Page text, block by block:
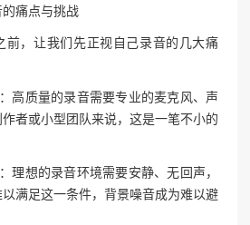
痛点与挑战
前，让我们先正视自己录音的几大痛
高质量的录音需要专业的麦克风、声
者或小型团队来说，这是一笔不小的
理想的录音环境需要安静、无回声，
满足这一条件，背景噪音成为难以避